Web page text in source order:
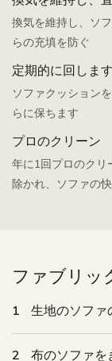
換気を維持し、ソ
らの充填を防ぐ
定期的に回します
ソファクッション
らに保ちます
プロのクリーン
年に1回プロのクリ
除かれ、ソファの
ファブリッ
1 生地のソファ
2 布のソファを